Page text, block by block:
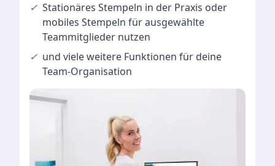
✓ Stationäres Stempeln in der Praxis oder
mobiles Stempeln für ausgewählte
Teammitglieder nutzen
✓ und vieleweitere Funktionen für deine
Team-Organisation